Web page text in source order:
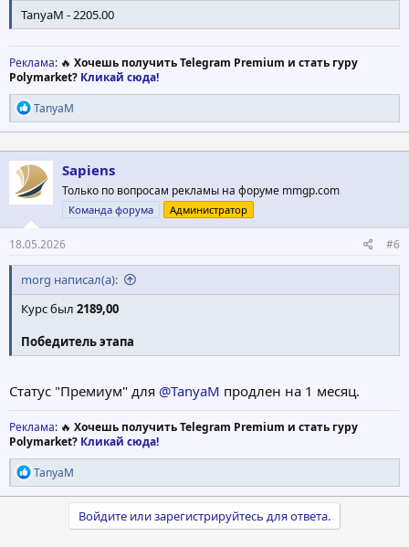
TanyaM - 2205.00
Реклама: 🔥 Хочешь получить Telegram Premium и стать гуру
Polymarket? Кликай сюда!
Р
е
а
к
ц
и
:
TanyaM
Sapiens
Только по вопросам рекламы на форуме mmgp.com
Команда форума Администратор
18.05.2026 #6
morg написал(а):
Курс был 2189,00
Победитель этапа
Статус "Премиум" для @TanyaM продлен на 1 месяц.
Реклама: 🔥 Хочешь получить Telegram Premium и стать гуру
Polymarket? Кликай сюда!
Р
е
а
TanyaM
Войдите или зарегистрируйтесь для ответа.